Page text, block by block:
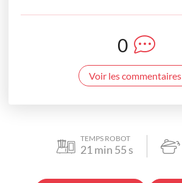
0
Voir les commentaires
TEMPS ROBOT
21 min 55 s